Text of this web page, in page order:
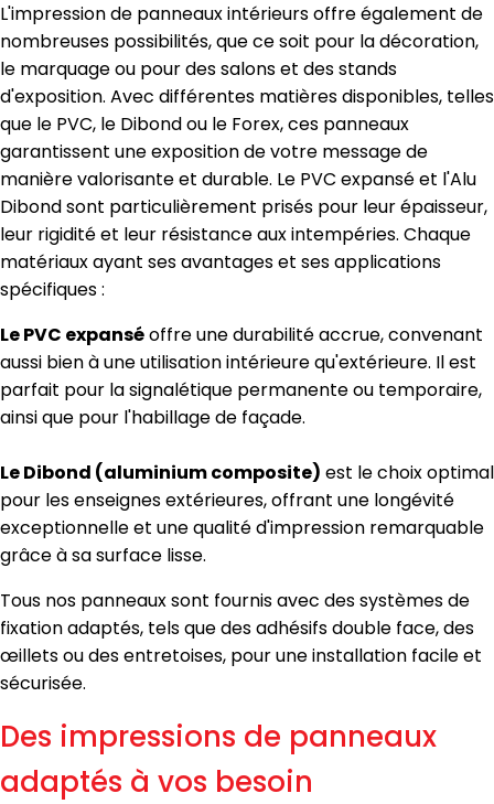
L'impression de panneaux intérieurs offre également de
nombreuses possibilités, que ce soit pour la décoration,
le marquage ou pour des salons et des stands
d'exposition. Avec différentes matières disponibles, telles
que le PVC, le Dibond ou le Forex, ces panneaux
garantissent une exposition de votre message de
manière valorisante et durable. Le PVC expansé et l'Alu
Dibond sont particulièrement prisés pour leur épaisseur,
leur rigidité et leur résistance aux intempéries. Chaque
matériaux ayant ses avantages et ses applications
spécifiques :
Le PVC expanséoffre une durabilité accrue, convenant
aussi bien à une utilisation intérieure qu'extérieure. Il est
parfait pour la signalétique permanente ou temporaire,
ainsi que pour l'habillage de façade.
Le Dibond (aluminium composite) est le choix optimal
pour les enseignes extérieures, offrant une longévité
exceptionnelle et une qualité d'impression remarquable
grâce à sa surface lisse.
Tous nos panneaux sont fournis avec des systèmes de
fixation adaptés, tels que des adhésifs double face, des
œillets ou des entretoises, pour une installation facile et
sécurisée.
Des impressions de panneaux
adaptés à vos besoin